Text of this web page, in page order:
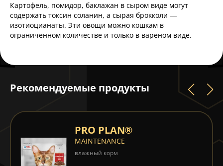
Картофель, помидор, баклажан в сыром виде могут
содержать токсин соланин, а сырая брокколи —
изотиоцианаты. Эти овощи можно кошкам в
ограниченном количестве и только в вареном виде.
Рекомендуемые продукты
PRO PLAN®
MAINTENANCE
влажный корм